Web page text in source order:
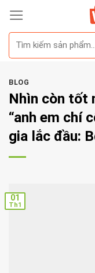
Skip
content
BLOG
Nhìn còn tốt
“anh em chí
gia lắc đầu:
01
Th1